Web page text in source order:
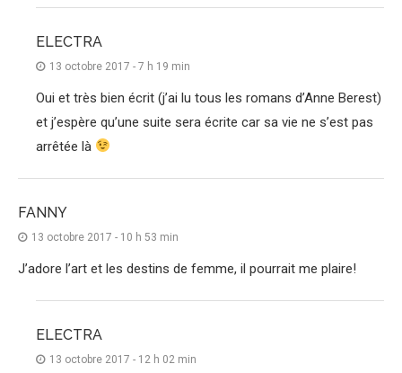
ELECTRA
13 octobre 2017 - 7 h 19 min
Oui et très bien écrit (j’ai lu tous les romans d’Anne Berest)
et j’espère qu’une suite sera écrite car sa vie ne s’est pas
arrêtée là
FANNY
13 octobre 2017 - 10 h 53 min
J’adore l’art et les destins de femme, il pourrait me plaire!
ELECTRA
13 octobre 2017 - 12 h 02 min